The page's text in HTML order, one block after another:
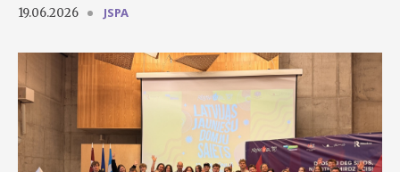
19.06.2026 JSPA